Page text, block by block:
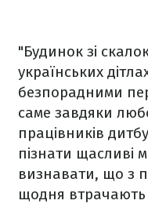
"Будинок зі
українських
безпорадними
саме завдяки
працівників
пізнати щасливі
визнавати, що з
щодня втрачають